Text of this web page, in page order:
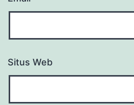
Situs Web